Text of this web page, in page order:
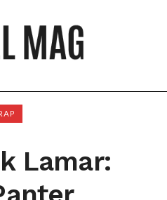
Lamar: